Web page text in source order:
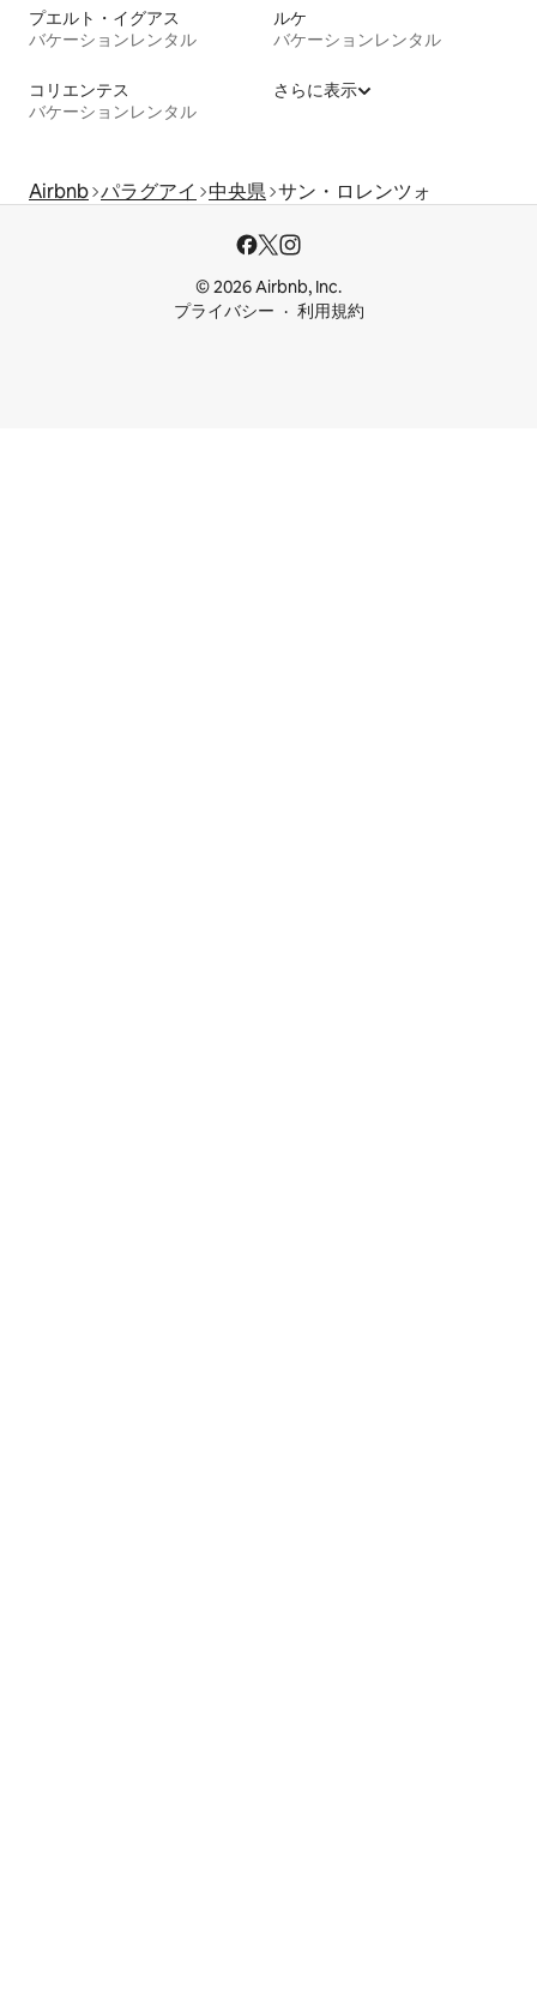
プエルト・イグアス
バケーションレンタル
ルケ
バケーションレンタル
コリエンテス
バケーションレンタル
さらに表示
Airbnb パラグアイ 中央県 サン・ロレンツォ
© 2026 Airbnb, Inc.
プライバシー
利用規約